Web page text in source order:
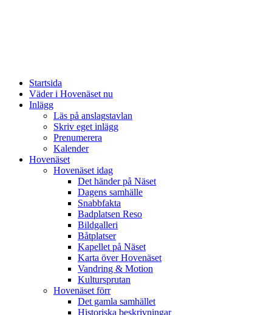
Startsida
Väder i Hovenäset nu
Inlägg
Läs på anslagstavlan
Skriv eget inlägg
Prenumerera
Kalender
Hovenäset
Hovenäset idag
Det händer på Näset
Dagens samhälle
Snabbfakta
Badplatsen Reso
Bildgalleri
Båtplatser
Kapellet på Näset
Karta över Hovenäset
Vandring & Motion
Kultursprutan
Hovenäset förr
Det gamla samhället
Historiska beskrivningar